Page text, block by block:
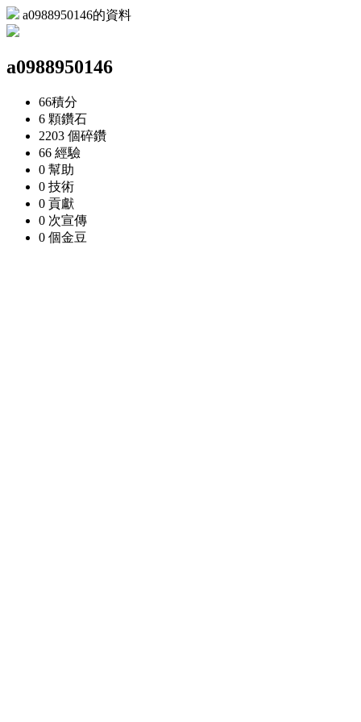
a0988950146的資料
a0988950146
66積分
6 顆鑽石
2203 個碎鑽
66 經驗
0 幫助
0 技術
0 貢獻
0 次宣傳
0 個金豆